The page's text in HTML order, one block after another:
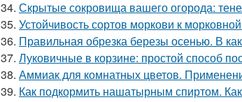
34. Скрытые сокровища вашего огорода:
35. Устойчивость сортов моркови к
36. Правильная обрезка березы осенью. В
37. Луковичные в корзине: простой способ
38. Аммиак для комнатных цветов.
39. Как подкормить нашатырным спиртом.